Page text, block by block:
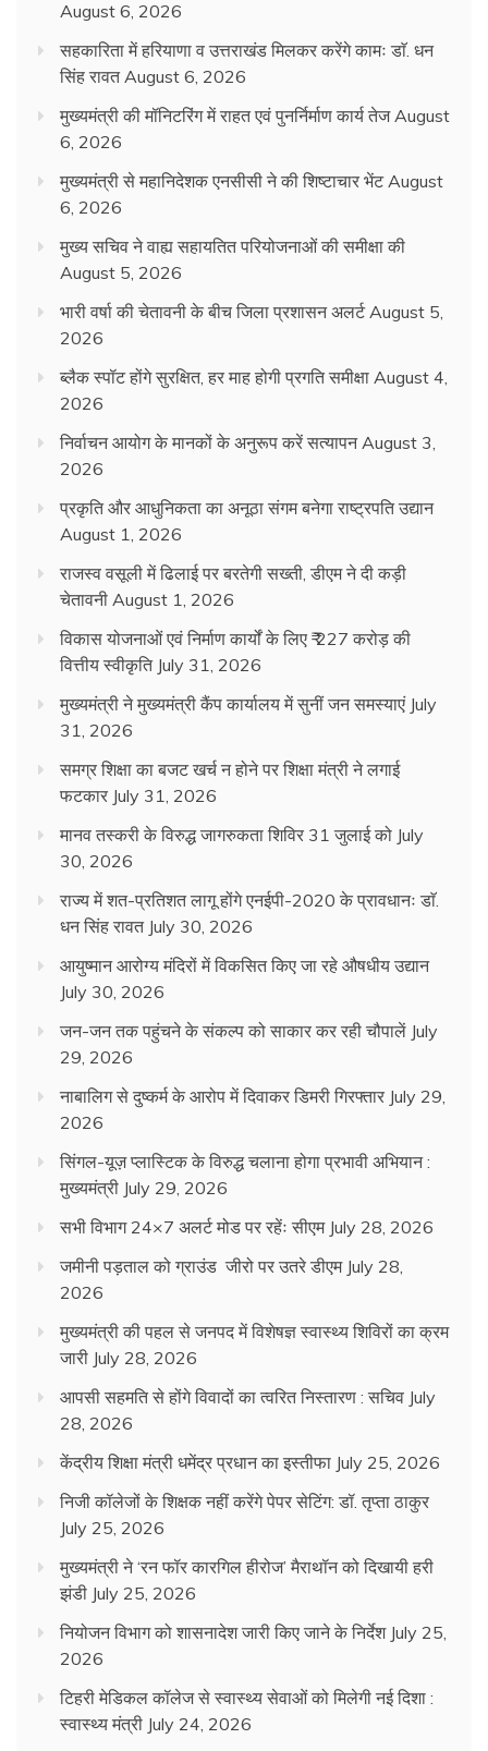
August 6, 2026
सहकारिता में हरियाणा व उत्तराखंड मिलकर करेंगे कामः डाॅ. धन
सिंह रावत August 6, 2026
मुख्यमंत्री की मॉनिटरिंग में राहत एवं पुनर्निर्माण कार्य तेज August
6, 2026
मुख्यमंत्री से महानिदेशक एनसीसी ने की शिष्टाचार भेंट August
6, 2026
मुख्य सचिव ने वाह्य सहायतित परियोजनाओं की समीक्षा की
August 5, 2026
भारी वर्षा की चेतावनी के बीच जिला प्रशासन अलर्ट August 5,
2026
ब्लैक स्पॉट होंगे सुरक्षित, हर माह होगी प्रगति समीक्षा August 4,
2026
निर्वाचन आयोग के मानकों के अनुरूप करें सत्यापन August 3,
2026
प्रकृति और आधुनिकता का अनूठा संगम बनेगा राष्ट्रपति उद्यान
August 1, 2026
राजस्व वसूली में ढिलाई पर बरतेगी सख्ती, डीएम ने दी कड़ी
चेतावनी August 1, 2026
विकास योजनाओं एवं निर्माण कार्यों के लिए ₹ 227 करोड़ की
वित्तीय स्वीकृति July 31, 2026
मुख्यमंत्री ने मुख्यमंत्री कैंप कार्यालय में सुनीं जन समस्याएं July
31, 2026
समग्र शिक्षा का बजट खर्च न होने पर शिक्षा मंत्री ने लगाई
फटकार July 31, 2026
मानव तस्करी के विरुद्ध जागरुकता शिविर 31 जुलाई को July
30, 2026
राज्य में शत-प्रतिशत लागू होंगे एनईपी-2020 के प्रावधानः डाॅ.
धन सिंह रावत July 30, 2026
आयुष्मान आरोग्य मंदिरों में विकसित किए जा रहे औषधीय उद्यान
July 30, 2026
जन-जन तक पहुंचने के संकल्प को साकार कर रही चौपालें July
29, 2026
नाबालिग से दुष्कर्म के आरोप में दिवाकर डिमरी गिरफ्तार July 29,
2026
सिंगल-यूज़ प्लास्टिक के विरुद्ध चलाना होगा प्रभावी अभियान :
मुख्यमंत्री July 29, 2026
सभी विभाग 24×7 अलर्ट मोड पर रहेंः सीएम July 28, 2026
जमीनी पड़ताल को ग्राउंड जीरो पर उतरे डीएम July 28,
2026
मुख्यमंत्री की पहल से जनपद में विशेषज्ञ स्वास्थ्य शिविरों का क्रम
जारी July 28, 2026
आपसी सहमति से होंगे विवादों का त्वरित निस्तारण : सचिव July
28, 2026
केंद्रीय शिक्षा मंत्री धमेंद्र प्रधान का इस्तीफा July 25, 2026
निजी कॉलेजों के शिक्षक नहीं करेंगे पेपर सेटिंग: डॉ. तृप्ता ठाकुर
July 25, 2026
मुख्यमंत्री ने ‘रन फॉर कारगिल हीरोज’ मैराथॉन को दिखायी हरी
झंडी July 25, 2026
नियोजन विभाग को शासनादेश जारी किए जाने के निर्देश July 25,
2026
टिहरी मेडिकल कॉलेज से स्वास्थ्य सेवाओं को मिलेगी नई दिशा :
स्वास्थ्य मंत्री July 24, 2026